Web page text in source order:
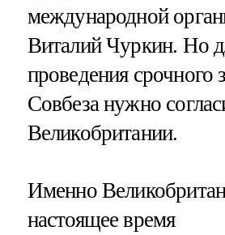
международной
Виталий Чуркин. Но
проведения срочного
Совбеза нужно
Великобритании.
Именно
настоящее время